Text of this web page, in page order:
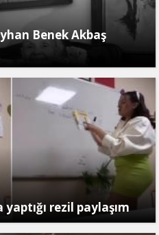
Benek Akbaş
rezil paylaşım